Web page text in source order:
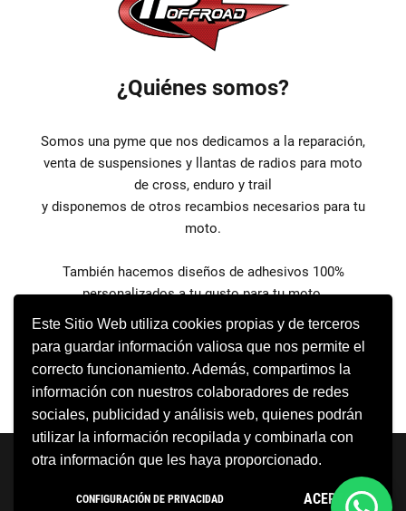
Este Sitio Web utiliza cookies propias y de terceros
para guardar información valiosa que nos permite el
correcto funcionamiento. Además, compartimos la
información con nuestros colaboradores de redes
sociales, publicidad y análisis web, quienes podrán
utilizar la información recopilada y combinarla con
otra información que les haya proporcionado.
CONFIGURACIÓN DE PRIVACIDAD ACEPTO
¿Quiénes somos?
Somos una pyme que nos dedicamos a la reparación,
venta de suspensiones y llantas de radios para moto
de cross, enduro y trail
y disponemos de otros recambios necesarios para tu
moto.
También hacemos diseños de adhesivos 100%
personalizados a tu gusto para tu moto.
Neve| Funciona gracias a WordPress
Política de cookies